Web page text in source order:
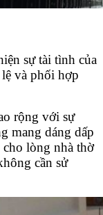
sự tài tình của
và phối hợp
rộng với sự
mang dáng dấp
lòng nhà thờ
cần sử